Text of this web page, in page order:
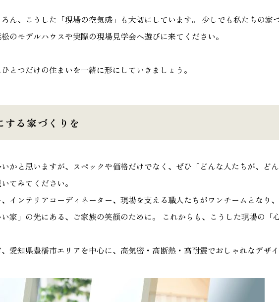
ん、こうした「現場の空気感」も大切にしています。 少しでも私たちの家
のモデルハウスや実際の現場見学会へ遊びに来てください。
とつだけの住まいを一緒に形にしていきましょう。
する家づくりを
かと思いますが、スペックや価格だけでなく、ぜひ「どんな人たちが、ど
てみてください。
インテリアコーディネーター、現場を支える職人たちがワンチームとなり
家」の先にある、ご家族の笑顔のために。 これからも、こうした現場の「
愛知県豊橋市エリアを中心に、高気密・高断熱・高耐震でおしゃれなデザ